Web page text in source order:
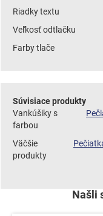
obrázkov
Riadky textu
Veľkosť odtlačku
Farby tlače
Súvisiace produkty
Vankúšiky s
farbou
Väčšie
produkty
Našli